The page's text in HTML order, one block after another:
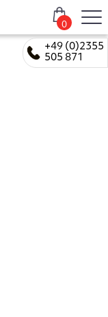
+49 (0)2355
505 871
0